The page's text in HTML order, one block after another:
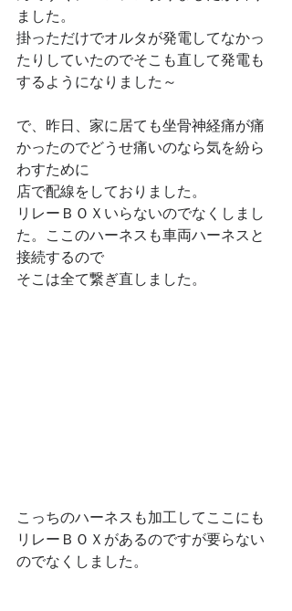
ました。
掛っただけでオルタが発電してなかっ
たりしていたのでそこも直して発電も
するようになりました～
で、昨日、家に居ても坐骨神経痛が痛
かったのでどうせ痛いのなら気を紛ら
わすために
店で配線をしておりました。
リレーＢＯＸいらないのでなくしまし
た。ここのハーネスも車両ハーネスと
接続するので
そこは全て繋ぎ直しました。
こっちのハーネスも加工してここにも
リレーＢＯＸがあるのですが要らない
のでなくしました。